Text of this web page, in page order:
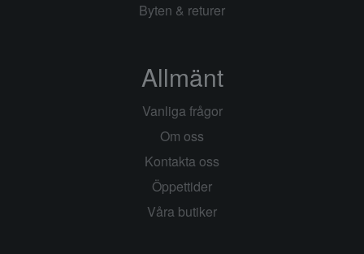
Byten & returer
Allmänt
Vanliga frågor
Om oss
Kontakta oss
Öppettider
Våra butiker